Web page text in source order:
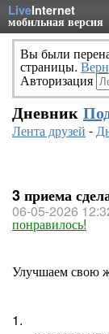
LiveInternet
мобильная версия
Вы были
страницы.
Авторизация
Дневник
Лента друзей -
3 приема
06-05-2026
понравилось!
Улучшаем свою
1.